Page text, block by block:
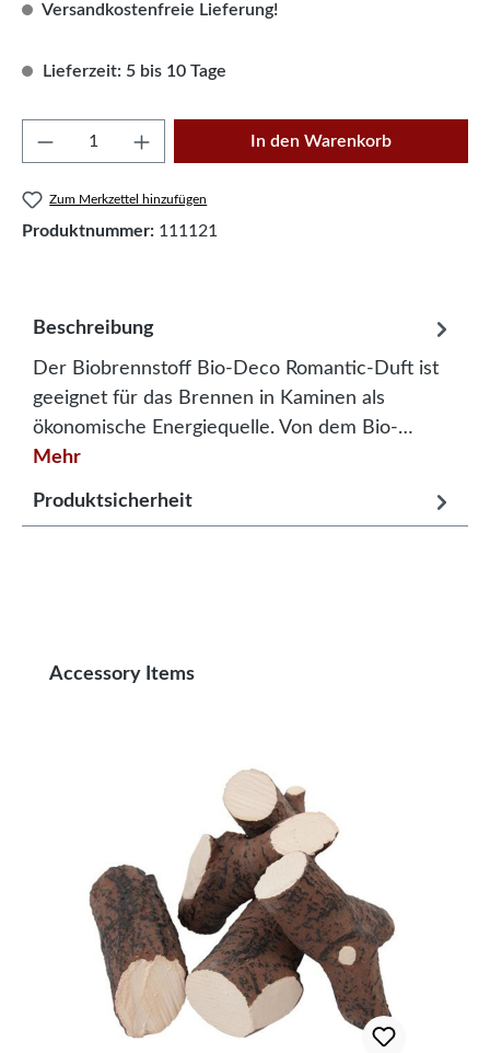
Versandkostenfreie Lieferung!
Lieferzeit: 5 bis 10 Tage
Produkt Anzahl: Gib den gewünschten
In den Warenkorb
Zum Merkzettel hinzufügen
Produktnummer: 111121
Beschreibung
Der Biobrennstoff Bio-Deco Romantic-Duft ist
geeignet für das Brennen in Kaminen als
ökonomische Energiequelle. Von dem Bio-…
Mehr
Produktsicherheit
Produktgalerie überspringen
Accessory Items